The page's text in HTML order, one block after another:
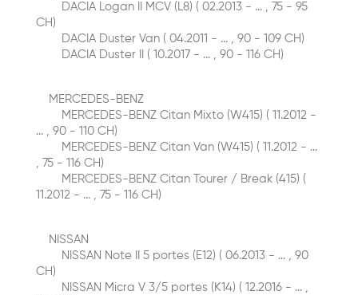
DACIA Logan II MCV (L8) ( 02.2013 - ... , 75 - 95
CH)
DACIA Duster Van ( 04.2011 - ... , 90 - 109 CH)
DACIA Duster II ( 10.2017 - ... , 90 - 116 CH)
MERCEDES-BENZ
MERCEDES-BENZ Citan Mixto (W415) ( 11.2012 -
... , 90 - 110 CH)
MERCEDES-BENZ Citan Van (W415) ( 11.2012 - ...
, 75 - 116 CH)
MERCEDES-BENZ Citan Tourer / Break (415) (
11.2012 - ... , 75 - 116 CH)
NISSAN
NISSAN Note II 5 portes (E12) ( 06.2013 - ... , 90
CH)
NISSAN Micra V 3/5 portes (K14) ( 12.2016 - ... ,